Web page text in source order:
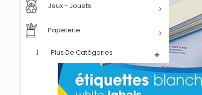
Jeux - Jouets
Papeterie
Plus De Catégories